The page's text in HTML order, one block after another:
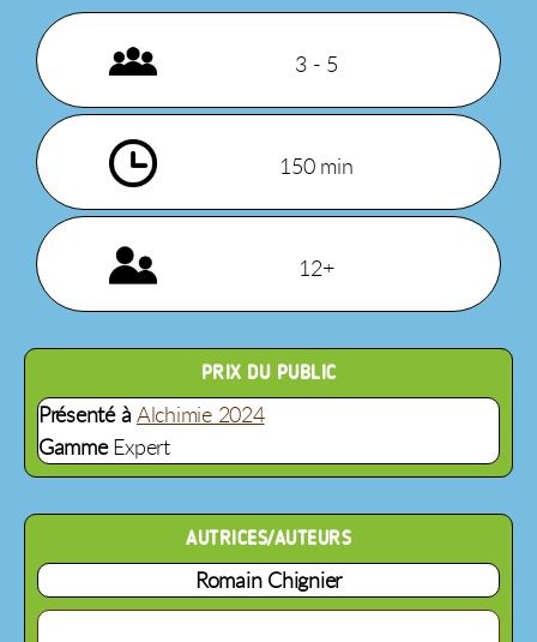
3 - 5
150 min
12+
PRIX DU PUBLIC
Présenté àAlchimie 2024
GammeExpert
AUTRICES/AUTEURS
Romain Chignier